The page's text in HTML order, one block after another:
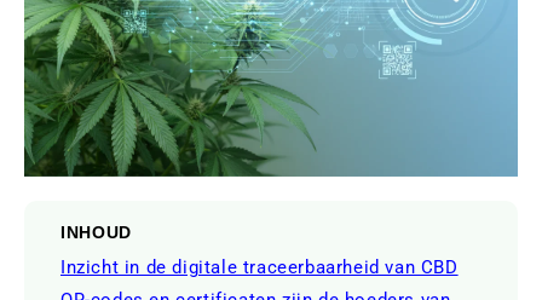
INHOUD
Inzicht in de digitale traceerbaarheid van CBD